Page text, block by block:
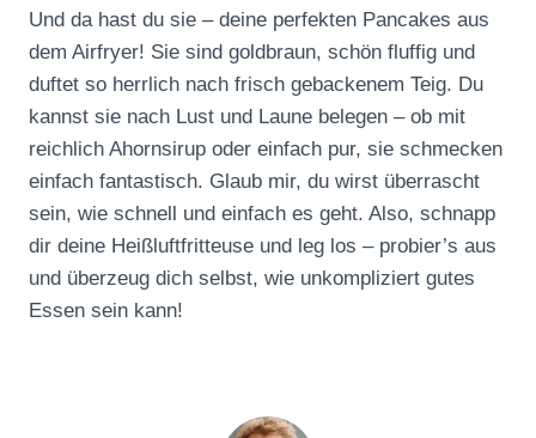
Und da hast du sie – deine perfekten Pancakes aus
dem Airfryer! Sie sind goldbraun, schön fluffig und
duftet so herrlich nach frisch gebackenem Teig. Du
kannst sie nach Lust und Laune belegen – ob mit
reichlich Ahornsirup oder einfach pur, sie schmecken
einfach fantastisch. Glaub mir, du wirst überrascht
sein, wie schnell und einfach es geht. Also, schnapp
dir deine Heißluftfritteuse und leg los – probier’s aus
und überzeug dich selbst, wie unkompliziert gutes
Essen sein kann!